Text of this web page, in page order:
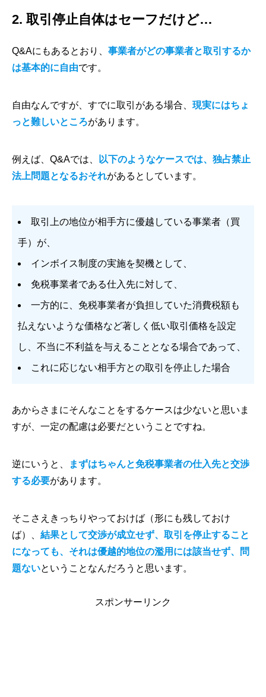
2. 取引停止自体はセーフだけど…
Q&Aにもあるとおり、 事業者がどの事業者と取引するか
は基本的に自由です。
自由なんですが、すでに取引がある場合、 現実にはちょ
っと難しいところがあります。
例えば、Q&Aでは、
以下のようなケースでは、独占禁止
法上問題となるおそれがあるとしています。
取引上の地位が相手方に優越している事業者（買
手）が、
インボイス制度の実施を契機として、
免税事業者である仕入先に対して、
一方的に、免税事業者が負担していた消費税額も
払えないような価格など著しく低い取引価格を設定
し、不当に不利益を与えることとなる場合であって、
これに応じない相手方との取引を停止した場合
あからさまにそんなことをするケースは少ないと思いま
すが、一定の配慮は必要だということですね。
逆にいうと、
まずはちゃんと免税事業者の仕入先と交渉
する必要があります。
そこさえきっちりやっておけば（形にも残しておけ
ば）、 結果として交渉が成立せず、取引を停止すること
になっても、それは優越的地位の濫用には該当せず、問
題ないということなんだろうと思います。
スポンサーリンク